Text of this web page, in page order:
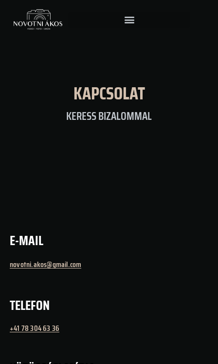
KAPCSOLAT
KERESS BIZALOMMAL
E-MAIL
novotni.akos@gmail.com
TELEFON
+41 78 304 63 36